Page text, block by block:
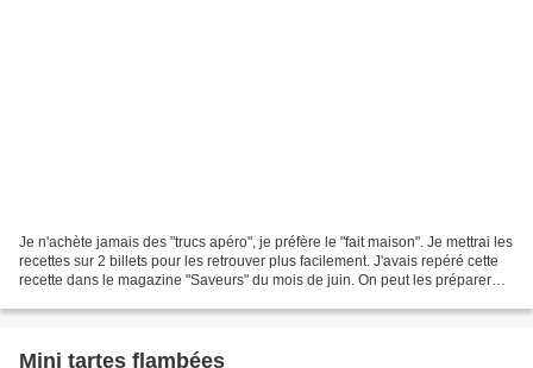
Je n'achète jamais des "trucs apéro", je préfère le "fait maison". Je mettrai les
recettes sur 2 billets pour les retrouver plus facilement. J'avais repéré cette
recette dans le magazine "Saveurs" du mois de juin. On peut les préparer
Mini tartes flambées